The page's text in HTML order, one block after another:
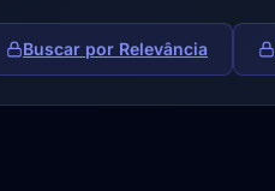
Buscar por Relevância